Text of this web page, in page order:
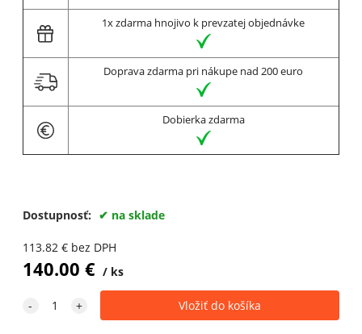
1x zdarma hnojivo k prevzatej objednávke
Doprava zdarma pri nákupe nad 200 euro
Dobierka zdarma
Dostupnosť: na sklade
113.82€ bez DPH
140.00 € ks